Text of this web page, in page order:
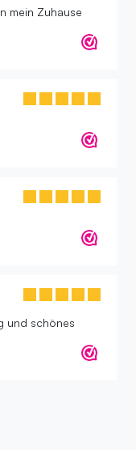
mein Zuhause
und schönes